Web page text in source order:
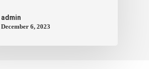
admin
December 6, 2023